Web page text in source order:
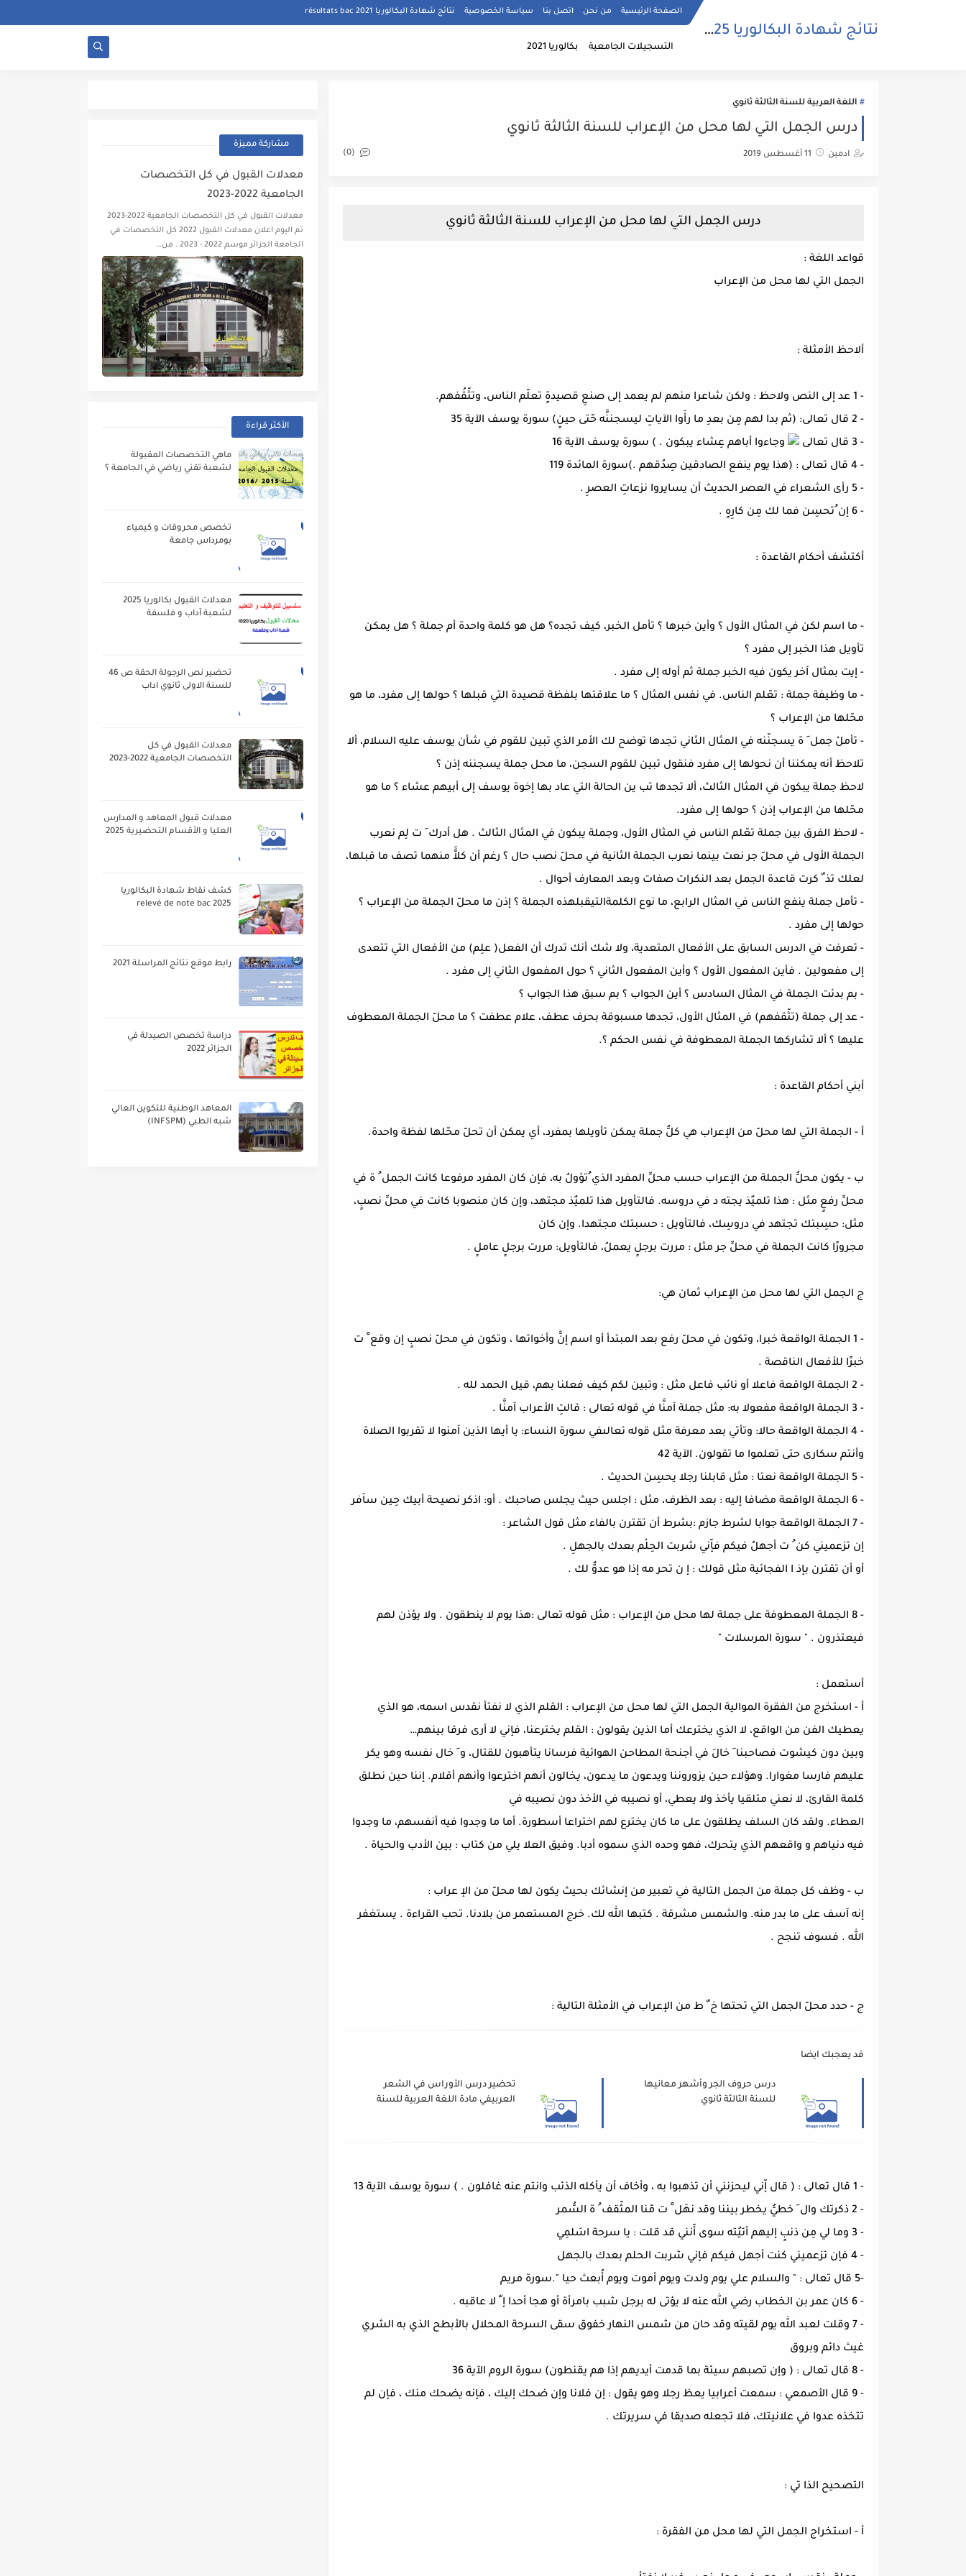
الصفحة الرئيسية من نحن اتصل بنا سياسة الخصوصية نتائج شهادة البكالوريا 2021 résultats bac
نتائج شهادة البكالوريا 2025 | bac.onec.dz
التسجيلات الجامعية بكالوريا 2021
اللغة العربية للسنة الثالثة ثانوي
درس الجمل التي لها محل من الإعراب للسنة الثالثة ثانوي
ادمين 11 أغسطس 2019 (0)
درس الجمل التي لها محل من الإعراب للسنة الثالثة ثانوي
قواعد اللغة :
الجمل التي لها محل من الإعراب
ألاحظ الأمثلة :
- 1 عد إلى النص ولاحظ : ولكن شاعرا منهم لم يعمد إلى صنعِ قصيدةٍ تعلّم الناس، وتثّقُفهم.
- 2 قال تعالى: (ثم بدا لهم مِن بعدِ ما رأَوا الآياتِ ليسجننَّه حّتى حينٍ) سورة يوسف الآية 35
- 3 قال تعالى
وجاءوا أباهم عِشاء يبكون . ) سورة يوسف الآية 16
- 4 قال تعالى : (هذا يوم ينفع الصادقين صِدُقهم .)سورة المائدة 119
- 5 رأى الشعراء في العصر الحديث أن يسايروا نزعاتِ العصرِ .
- 6 إن ُتحسِن فما لك مِن كارِهٍ .
أكتشف أحكام القاعدة :
- ما اسم لكن في المثال الأول ؟ وأين خبرها ؟ تأمل الخبر، كيف تجده؟ هل هو كلمة واحدة أم جملة ؟ هل يمكن
تأويل هذا الخبر إلى مفرد ؟
- إيت بمثال آخر يكون فيه الخبر جملة ثم أوله إلى مفرد .
- ما وظيفة جملة : تعّلم الناس. في نفس المثال ؟ ما علاقتها بلفظة قصيدة التي قبلها ؟ حولها إلى مفرد، ما هو
محّلها من الإعراب ؟
- تأملْ جمل َ ة يسجنّنه في المثال الثاني تجدها توضح لك الأمر الذي تبين للقوم في شأن يوسف عليه السلام، ألا
تلاحظ أنه يمكننا أن نحولها إلى مفرد فنقول تبين للقوم السجن، ما محل جملة يسجننه إذن ؟
لاحظ جملة يبكون في المثال الثالث، ألا تجدها تب ين الحالة التي عاد بها إخوة يوسف إلى أبيهم عشاء ؟ ما هو
محّلها من الإعراب إذن ؟ حولها إلى مفرد.
- لاحظ الفرق بين جملة تعّلم الناس في المثال الأول، وجملة يبكون في المثال الثالث . هل أدرك َ ت لِم نعرب
الجملة الأولى في محلّ جر نعت بينما نعرب الجملة الثانية في محلّ نصب حال ؟ رغم أن كلاََّ منهما تصف ما قبلها،
لعلك تذ ّ كرت قاعدة الجمل بعد النكرات صفات وبعد المعارف أحوال .
- تأمل جملة ينفع الناس في المثال الرابع، ما نوع الكلمةالتيقبلهذه الجملة ؟ إذن ما محلّ الجملة من الإعراب ؟
حولها إلى مفرد .
- تعرفت في الدرس السابق على الأفعال المتعدية، ولا شك أنك تدرك أن الفعل( علِم) من الأفعال التي تتعدى
إلى مفعولين . فأين المفعول الأول ؟ وأين المفعول الثاني ؟ حول المفعول الثاني إلى مفرد .
- بم بدئت الجملة في المثال السادس ؟ أين الجواب ؟ بم سبق هذا الجواب ؟
- عد إلى جملة (تثّقفهم) في المثال الأول، تجدها مسبوقة بحرف عطف، علام عطفت ؟ ما محلّ الجملة المعطوف
عليها ؟ ألا تشاركها الجملة المعطوفة في نفس الحكم ؟.
أبني أحكام القاعدة :
أ - الجملة التي لها محلّ من الإعراب هي كلُّ جملة يمكن تأويلها بمفرد، أي يمكن أن تحلّ محّلها لفظة واحدة.
ب - يكون محلُّ الجملة من الإعراب حسب محلِّ المفرد الذي ُتؤولُ به، فإن كان المفرد مرفوعا كانت الجمل ُ ة في
محلِّ رفعٍ مثل : هذا تلميٌذ يجته د في دروسه. فالتأويل هذا تلميٌذ مجتهد، وإن كان منصوبا كانت في محلِّ نصبٍ،
مثل: حسِبتك تجتهد في دروسِك، فالتأويل : حسبتك مجتهدا. وإن كان
مجرورًا كانت الجملة في محلِّ جر مثل : مررت برجلٍ يعملُ، فالتأويل: مررت برجلٍ عاملٍ .
ج الجمل التي لها محل من الإعراب ثمان هي:
- 1 الجملة الواقعة خبرا، وتكون في محلّ رفع بعد المبتدأ أو اسم إنَّ وأخواتها ، وتكون في محلّ نصبٍ إن وقع ْ ت
خبرًا للأفعال الناقصة .
- 2 الجملة الواقعة فاعلا أو نائب فاعل مثل : وتبين لكم كيف فعلنا بهم، قيل الحمد لله .
- 3 الجملة الواقعة مفعولا به: مثل جملة آمنَّا في قوله تعالى : قالتِ الأعراب آمنَّا .
- 4 الجملة الواقعة حالا: وتأتي بعد معرفة مثل قوله تعالىفي سورة النساء: يا أيها الذين آمنوا لا تقربوا الصلاة
وأنتم سكارى حتى تعلموا ما تقولون. الآية 42
- 5 الجملة الواقعة نعتا : مثل قابلنا رجلا يحسِن الحديث .
- 6 الجملة الواقعة مضافا إليه : بعد الظرف، مثل : اجلس حيث يجلس صاحبك . أو: اذكر نصيحة أبيك حِين ساَفر
- 7 الجملة الواقعة جوابا لشرط جازم :بشرط أن تقترن بالفاء مثل قول الشاعر :
إن تزعميني كن ُ ت أجهلُ فيكم فإّني شربت الحِلْم بعدك بالجهلِ .
أو أن تقترن بإذ ا الفجائية مثل قولك : إ ن تحر مه إذا هو عدوٌّ لك .
- 8 الجملة المعطوفة على جملة لها محل من الإعراب : مثل قوله تعالى :هذا يوم لا ينطقون . ولا يؤذن لهم
فيعتذرون . " سورة المرسلات "
أستعمل :
أ - استخرج من الفقرة الموالية الجمل التي لها محل من الإعراب : القلم الذي لا نفتأ نقدس اسمه، هو الذي
يعطيك الفن من الواقع، لا الذي يخترعك أما الذين يقولون : القلم يخترعنا، فإني لا أرى فرقا بينهم…
وبين دون كيشوت فصاحبنا َ خالَ في أجنحة المطاحن الهوائية فرسانا يتأهبون للقتال، و َ خال نفسه وهو يكر
عليهم فارسا مغوارا. وهؤلاء حين يزوروننا ويدعون ما يدعون، يخالون أنهم اخترعوا وأنهم أقلام. إننا حين نطلق
كلمة القارئ، لا نعني متلقيا يأخذ ولا يعطي، أو نصيبه في الأخذ دون نصيبه في
العطاء. ولقد كان السلف يطلقون على ما كان يخترع لهم اختراعا أسطورة. أما ما وجدوا فيه أنفسهم، ما وجدوا
فيه دنياهم و واقعهم الذي يتحرك، فهو وحده الذي سموه أدبا. وفيق العلا يلي من كتاب : بين الأدب والحياة .
ب - وظف كل جملة من الجمل التالية في تعبير من إنشائك بحيث يكون لها محلّ من الإ عراب :
إنه آسف على ما بدر منه. والشمس مشرقة . كتبها الله لك. خرج المستعمر من بلادنا. تحب القراءة . يستغفر
الله . فسوف تنجح .
ج - حدد محلّ الجمل التي تحتها خ ّ ط من الإعراب في الأمثلة التالية :
قد يعجبك ايضا
درس حروف الجر وأشهر معانيها
للسنة الثالثة ثانوي
تحضير درس الأوراس في الشعر
العربيفي مادة اللغة العربية للسنة
- 1 قال تعالى : ( قال إّني ليحزنني أن تذهبوا به ، وأخاف أن يأكله الذئب وانتم عنه غافلون . ) سورة يوسف الآية 13
- 2 ذكرتك وال َ خطيُّ يخطر بيننا وقد نهَل ْ ت مّنا المثّقف ُ ة السُّمر
- 3 وما لي مِن ذنبٍ إليهم أتيُته سوى أّنني قد قلت : يا سرحة اسَلمِي
- 4 فإن تزعميني كنت أجهل فيكم فإني شربت الحلم بعدك بالجهل
-5 قال تعالى : " والسلام علي يوم ولدت ويوم أموت ويوم أُبعث حيا ".سورة مريم
- 6 كان عمر بن الخطاب رضي الله عنه لا يؤتى له برجل شبب بامرأة أو هجا أحدا إ ّ لا عاقبه .
- 7 وقلت لعبد الله يوم لقيته وقد حان من شمس النهار خفوق سقى السرحة المحلال بالأبطح الذي به الشري
غيث دائم وبروق
- 8 قال تعالى : ( وإن تصبهم سيئة بما قدمت أيديهم إذا هم يقنطون) سورة الروم الآية 36
- 9 قال الأصمعي : سمعت أعرابيا يعظ رجلا وهو يقول : إن فلانا وإن ضحك إليك ، فإنه يضحك منك ، فإن لم
تتخذه عدوا في علانيتك، فلا تجعله صديقا في سريرتك .
التصحيح الذا تي :
أ - استخراج الجمل التي لها محل من الفقرة :
مشاركة مميزة
معدلات القبول في كل التخصصات
الجامعية 2022-2023
معدلات القبول في كل التخصصات الجامعية 2022-2023
تم اليوم اعلان معدلات القبول 2022 كل التخصصات في
الجامعة الجزائر موسم 2022 - 2023 . من…
الأكثر قراءة
ماهي التخصصات المقبولة
لشعبة تقني رياضي في الجامعة ؟
تخصص محروقات و كيمياء
بومرداس جامعة
معدلات القبول بكالوريا 2025
لشعبة آداب و فلسفة
تحضير نص الرجولة الحقة ص 46
للسنة الاولى ثانوي اداب
معدلات القبول في كل
التخصصات الجامعية 2022-2023
معدلات قبول المعاهد و المدارس
العليا و الأقسام التحضيرية 2025
كشف نقاط شهادة البكالوريا
2025 relevé de note bac
رابط موقع نتائج المراسلة 2021
دراسة تخصص الصيدلة في
الجزائر 2022
المعاهد الوطنية للتكوين العالي
شبه الطبي (INFSPM)